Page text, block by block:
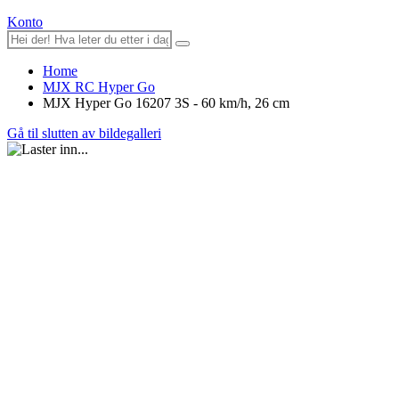
Konto
Home
MJX RC Hyper Go
MJX Hyper Go 16207 3S - 60 km/h, 26 cm
Gå til slutten av bildegalleri